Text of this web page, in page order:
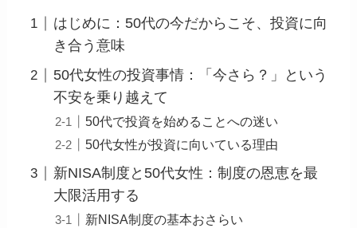
はじめに：50代の今だからこそ、投資に向
き合う意味
50代女性の投資事情：「今さら？」という
不安を乗り越えて
50代で投資を始めることへの迷い
50代女性が投資に向いている理由
新NISA制度と50代女性：制度の恩恵を最
大限活用する
新NISA制度の基本おさらい